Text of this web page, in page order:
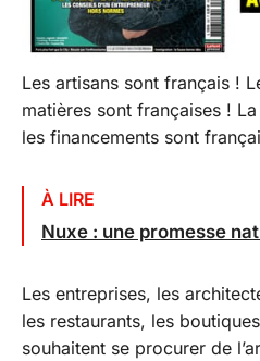
Les artisans sont français !
matières sont françaises !
les financements sont
À LIRE
Nuxe : une promesse
Les entreprises, les
les restaurants, les
souhaitent se procurer de